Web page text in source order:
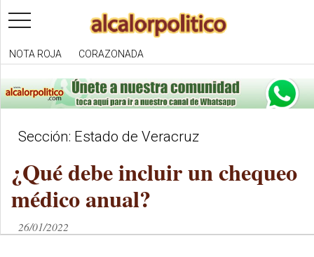
toggle
navigation
NOTA ROJA CORAZONADA
Sección: Estado de Veracruz
¿Qué debe incluir un chequeo
médico anual?
26/01/2022